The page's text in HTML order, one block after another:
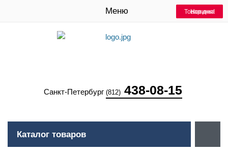
Меню
Санкт-Петербург (812) 438-08-15
Каталог товаров
Товар дня!
Товар дня!
Товар дня!
Товар дня!
Товар дня!
Новинка